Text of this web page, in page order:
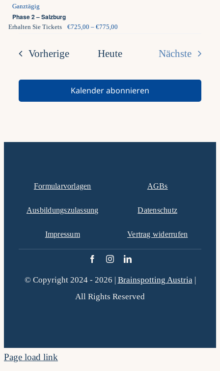
Ganztägig
Phase 2 – Salzburg
Erhalten Sie Tickets €725,00 – €775,00
VorherigeVeranstaltungen
Heute
Nächste
Kalender abonnieren
Formularvorlagen
Ausbildungszulassung
Impressum
AGBs
Datenschutz
Vertrag widerrufen
© Copyright 2024 - 2026 | Brainspotting Austria |
All Rights Reserved
Page load link